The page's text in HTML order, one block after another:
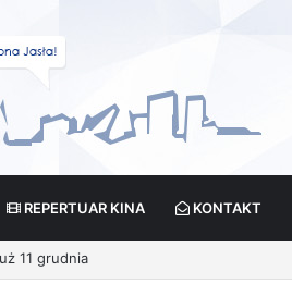
REPERTUAR KINA KONTAKT